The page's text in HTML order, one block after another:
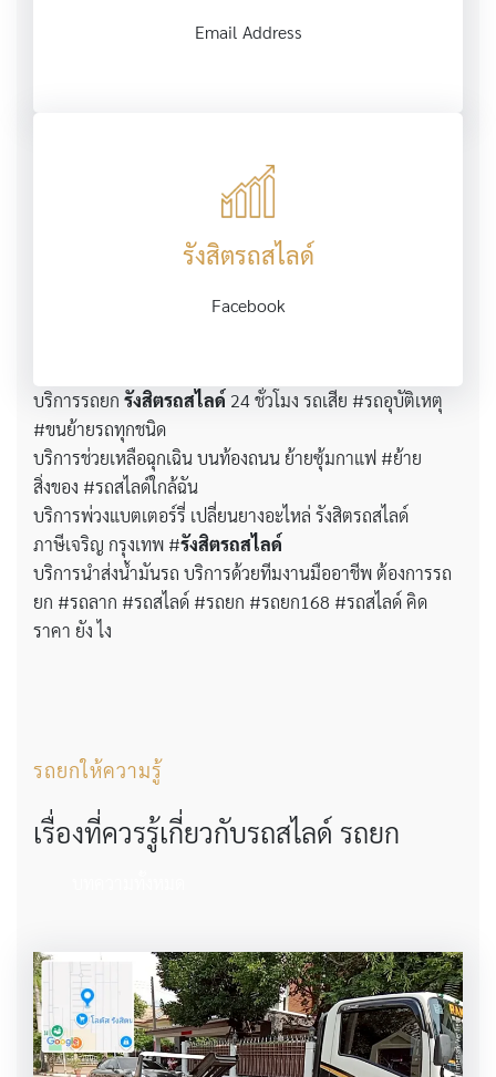
Email Address
รังสิตรถสไลด์
Facebook
บริการรถยก รังสิตรถสไลด์ 24 ชั่วโมง รถเสีย #รถอุบัติเหตุ
#ขนย้ายรถทุกชนิด
บริการช่วยเหลือฉุกเฉิน บนท้องถนน ย้ายซุ้มกาแฟ #ย้าย
สิ่งของ #รถสไลด์ใกล้ฉัน
บริการพ่วงแบตเตอร์รี่ เปลี่ยนยางอะไหล่ รังสิตรถสไลด์
ภาษีเจริญ กรุงเทพ #รังสิตรถสไลด์
บริการนำส่งน้ำมันรถ บริการด้วยทีมงานมืออาชีพ ต้องการรถ
ยก #รถลาก #รถสไลด์ #รถยก #รถยก168 #รถสไลด์ คิด
ราคา ยัง ไง
รถยกให้ความรู้
เรื่องที่ควรรู้เกี่ยวกับรถสไลด์ รถยก